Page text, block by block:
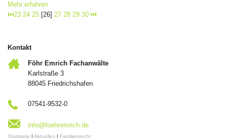
Mehr erfahren
⏮23 24 25 [26] 27 28 29 30 ⏭
Kontakt
Föhr Emrich Fachanwälte
Karlstraße 3
88045 Friedrichshafen
07541-9532-0
info@foehremrich.de
Startseite | Aktuelles | Familienrecht